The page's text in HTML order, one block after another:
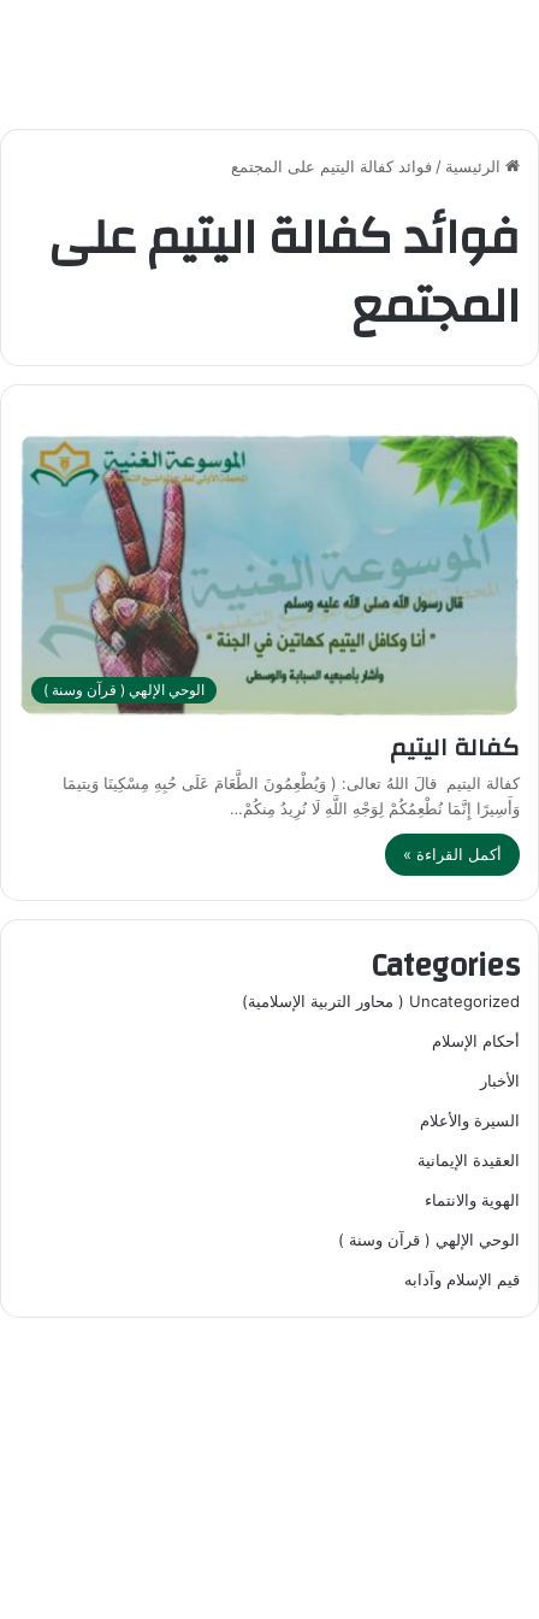
الرئيسية / فوائد كفالة اليتيم على المجتمع
فوائد كفالة اليتيم على
المجتمع
الوحي الإلهي ( قرآن وسنة )
كفالة اليتيم
كفالة اليتيم قالَ اللهُ تعالى: ( وَيُطْعِمُونَ الطَّعَامَ عَلَى حُبِهِ مِسْكِينَا وَيتيمَا
وَأَسِيرًا إِنَّمَا نُطْعِمُكُمْ لِوَجْهِ اللَّهِ لَا نُرِيدُ مِنكُمْ…
أكمل القراءة »
Categories
Uncategorized ( محاور التربية الإسلامية)
أحكام الإسلام
الأخبار
السيرة والأعلام
العقيدة الإيمانية
الهوية والانتماء
الوحي الإلهي ( قرآن وسنة )
قيم الإسلام وآدابه